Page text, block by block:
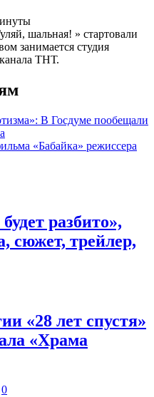
шальная! » стартовали
занимается студия
ТНТ.
В Госдуме пообещали
«Бабайка» режиссера
разбито»,
сюжет, трейлер,
«28 лет спустя»
«Храма
0